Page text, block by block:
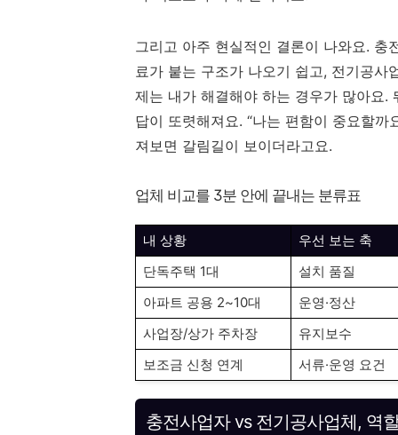
그리고 아주 현실적인 결론이 나와요.
료가 붙는 구조가 나오기 쉽고, 전기공사
제는 내가 해결해야 하는 경우가 많아요.
답이 또렷해져요. “나는 편함이 중요할
져보면 갈림길이 보이더라고요.
업체 비교를 3분 안에 끝내는 분류표
내 상황
우선 보는 축
단독주택 1대
설치 품질
아파트 공용 2~10대
운영·정산
사업장/상가 주차장
유지보수
보조금 신청 연계
서류·운영 요건
충전사업자 vs 전기공사업체, 역